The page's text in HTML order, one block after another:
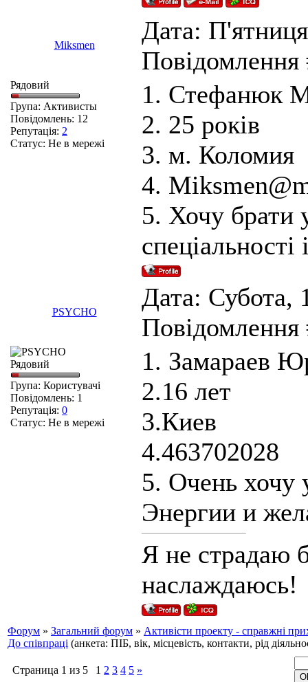
Miksmen
Дата:
Рядовий
Група: Активисты
Повідомлень: 12
Репутація: 2
Статус: Не в мережі
1. Стефанюк
2. 25 років
3. м. Коломия
4.
5. Хочу брати
PSYCHO
Дата: Субота,
Рядовий
Група: Користувачі
Повідомлень: 1
Репутація: 0
Статус: Не в мережі
1. Замараев
2.16 лет
3.Киев
4.463702028
5. Очень хочу
Энергии и
Я не страдаю
наслаждаюсь!
Форум » Загальний форум » Активісти проекту - справжні
До співпраці (анкета: ПІБ, вік, місцевість, контакти, рід
Страница 1 из 5 1 2 3 4 5 »